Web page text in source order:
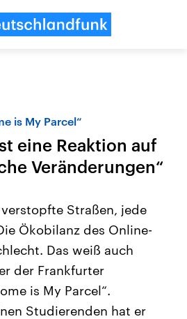
6.
aus
Aktuelle Beiträge,
Hintergründe
Wirtschaftlich und
gehören die Vereinigten
den mächtigsten Ländern
mit großem Einfluss auf
is My Parcel“
eine Reaktion auf
Veränderungen“
Straßen, jede
Ökobilanz des Online-
Das weiß auch
der Frankfurter
is My Parcel“.
Studierenden hat er